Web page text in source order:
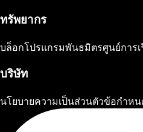
ทรัพยากร
บล็อกโปรแกรมพันธมิตรศูนย์การ
บริษัท
นโยบายความเป็นส่วนตัวข้อกำหน